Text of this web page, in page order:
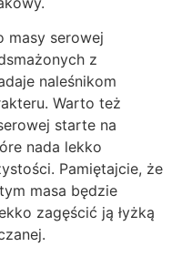
masy serowej
z
naleśnikom
Warto też
starte na
nada lekko
Pamiętajcie, że
masa będzie
zagęścić ją łyżką